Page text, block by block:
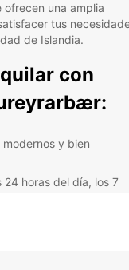
ofrecen una amplia
tus
de Islandia.
con
y bien
24 horas del día, los 7